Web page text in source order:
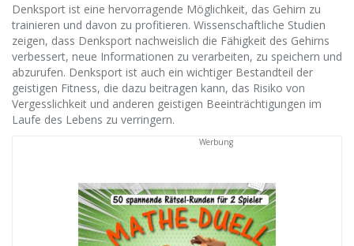
Denksport ist eine hervorragende Möglichkeit, das Gehirn zu
trainieren und davon zu profitieren. Wissenschaftliche Studien
zeigen, dass Denksport nachweislich die Fähigkeit des Gehirns
verbessert, neue Informationen zu verarbeiten, zu speichern und
abzurufen. Denksport ist auch ein wichtiger Bestandteil der
geistigen Fitness, die dazu beitragen kann, das Risiko von
Vergesslichkeit und anderen geistigen Beeinträchtigungen im
Laufe des Lebens zu verringern.
Werbung